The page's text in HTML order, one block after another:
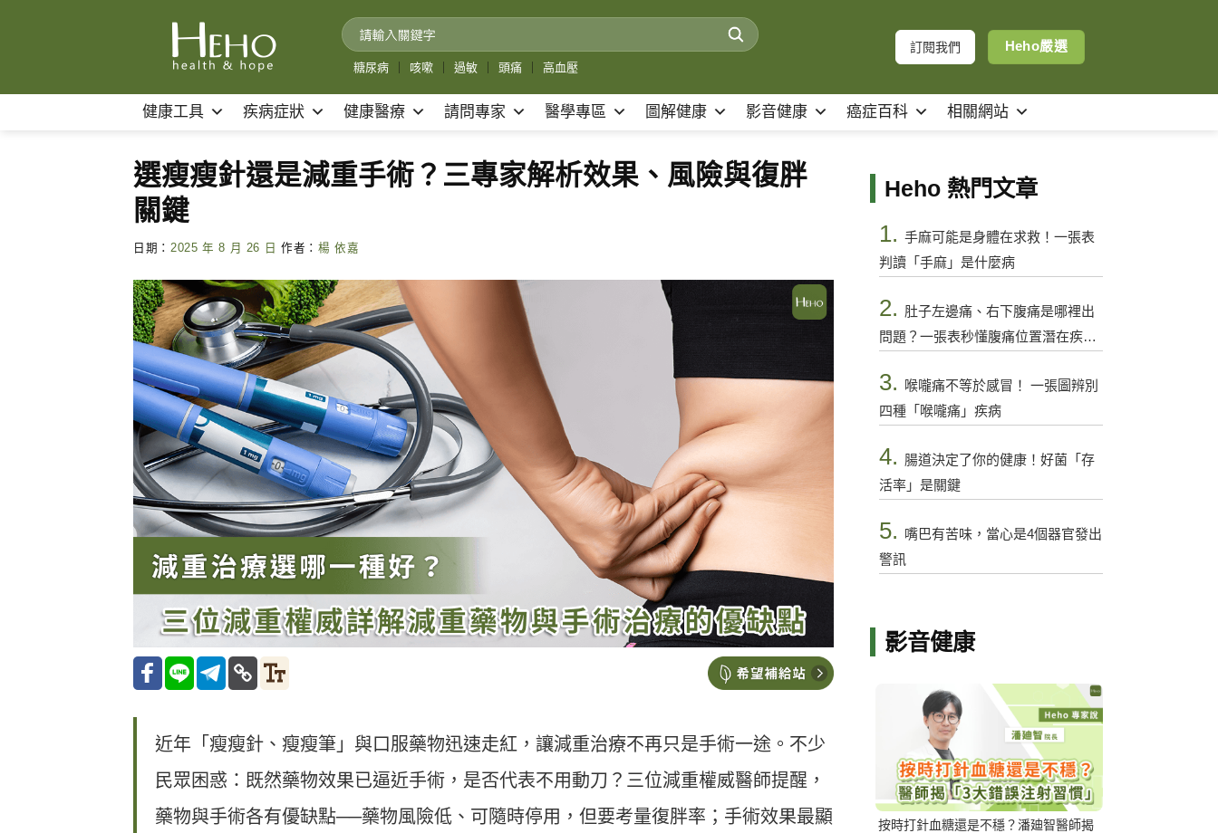
糖尿病 咳嗽 過敏 頭痛 高血壓
訂閱我們 Heho嚴選
健康工具 疾病症狀 健康醫療 請問專家 醫學專區 圖解健康 影音健康 癌症百科 相關網站
選瘦瘦針還是減重手術？三專家解析效果、風險與復胖
關鍵
日期： 2025 年 8 月 26 日 作者： 楊 依嘉
近年「瘦瘦針、瘦瘦筆」與口服藥物迅速走紅，讓減重治療不再只是手術一途。不少
民眾困惑：既然藥物效果已逼近手術，是否代表不用動刀？三位減重權威醫師提醒，
藥物與手術各有優缺點──藥物風險低、可隨時停用，但要考量復胖率；手術效果最顯
Heho 熱門文章
1. 手麻可能是身體在求救！一張表
判讀「手麻」是什麼病
2. 肚子左邊痛、右下腹痛是哪裡出
問題？一張表秒懂腹痛位置潛在疾病
3.
喉嚨痛不等於感冒！ 一張圖辨別
四種「喉嚨痛」疾病
4. 腸道決定了你的健康！好菌「存
活率」是關鍵
5. 嘴巴有苦味，當心是4個器官發出
警訊
影音健康
按時打針血糖還是不穩？潘廸智醫師揭